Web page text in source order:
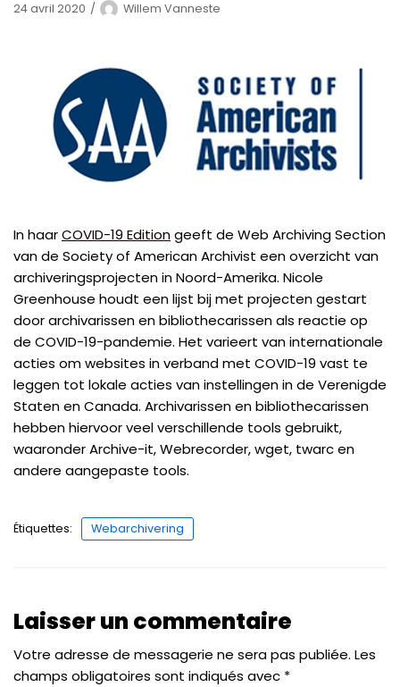
24 avril 2020 Willem Vanneste
In haarCOVID-19 Editiongeeft de Web Archiving Section
van de Society of American Archivist een overzicht van
archiveringsprojecten in Noord-Amerika. Nicole
Greenhouse houdt een lijst bij met projecten gestart
door archivarissen en bibliothecarissen als reactie op
de COVID-19-pandemie. Het varieert van internationale
acties om websites in verband met COVID-19 vast te
leggen tot lokale acties van instellingen in de Verenigde
Staten en Canada. Archivarissen en bibliothecarissen
hebben hiervoor veel verschillende tools gebruikt,
waaronder Archive-it, Webrecorder, wget, twarc en
andere aangepaste tools.
Étiquettes: Webarchivering
Laisser un commentaire
Votre adresse de messagerie ne sera pas publiée. Les
champs obligatoires sont indiqués avec *